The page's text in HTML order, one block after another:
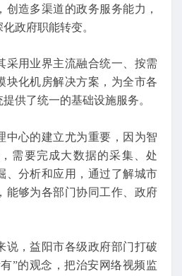
创造多渠道的政务服务能力，
政府职能转变。
采用业界主流融合统一、按需
块化机房解决方案，为全市各
供了统一的基础设施服务。
中心的建立尤为重要，因为智
需要完成大数据的采集、处
、分析和应用，通过了解城市
能够为各部门协同工作、政府
说，益阳市各级政府部门打破
”的观念，把治安网络视频监